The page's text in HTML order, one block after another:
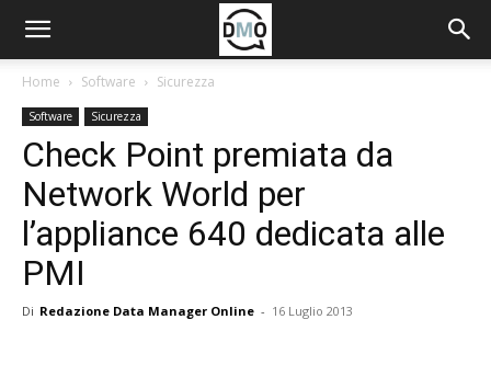
Home Software Sicurezza
Software Sicurezza
Check Point premiata da
Network World per
l’appliance 640 dedicata alle
PMI
Di Redazione Data Manager Online - 16 Luglio 2013